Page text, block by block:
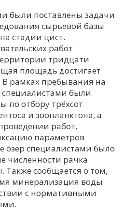
были поставлены задачи
сырьевой базы
стадии цист.
работ
тридцати
площадь достигает
В рамках пребывания на
специалистами были
по отбору трёхсот
и зоопланктона, а
работ,
параметров
озёр специалистами было
численности рачка
сообщается о том,
минерализация воды
с нормативными